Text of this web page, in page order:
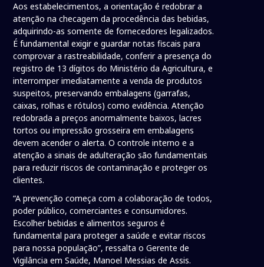
Aos estabelecimentos, a orientação é redobrar a
atenção na checagem da procedência das bebidas,
adquirindo-as somente de fornecedores legalizados.
É fundamental exigir e guardar notas fiscais para
comprovar a rastreabilidade, conferir a presença do
registro de 13 dígitos do Ministério da Agricultura, e
interromper imediatamente a venda de produtos
suspeitos, preservando embalagens (garrafas,
caixas, rolhas e rótulos) como evidência. Atenção
redobrada a preços anormalmente baixos, lacres
tortos ou impressão grosseira em embalagens
devem acender o alerta. O controle interno e a
atenção a sinais de adulteração são fundamentais
para reduzir riscos de contaminação e proteger os
clientes.
“A prevenção começa com a colaboração de todos,
poder público, comerciantes e consumidores.
Escolher bebidas e alimentos seguros é
fundamental para proteger a saúde e evitar riscos
para nossa população”, ressalta o Gerente de
Vigilância em Saúde, Manoel Messias de Assis.